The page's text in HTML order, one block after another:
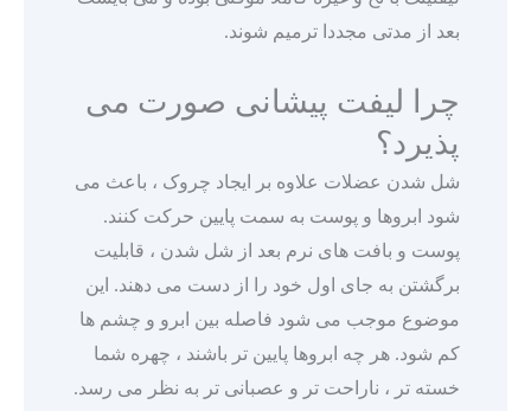
بعد از مدتی مجددا ترمیم شوند.
چرا لیفت پیشانی صورت می
پذیرد؟
شل شدن عضلات علاوه بر ایجاد چروک ، باعث می
شود ابروها و پوست به سمت پایین حرکت کنند.
پوست و بافت های نرم بعد از شل شدن ، قابلیت
برگشتن به جای اول خود را از دست می دهند. این
موضوع موجب می شود فاصله بین ابرو و چشم ها
کم شود. هر چه ابروها پایین تر باشند ، چهره شما
خسته تر ، ناراحت تر و عصبانی تر به نظر می رسد.